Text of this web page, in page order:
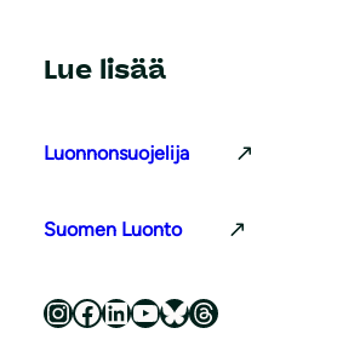
Lue lisää
Luonnonsuojelija
Suomen Luonto
Luonnonsuojeluliitto Instagramissa Luonnonsuojeluliitto Facebookissa Luonnonsuojeluliitto LinkedInissä Luonnonsuojeluliiton YouTube-kanava Luonnonsuojeluliitto Blueskyssa Luonnonsuojeluliitto Threadsissa